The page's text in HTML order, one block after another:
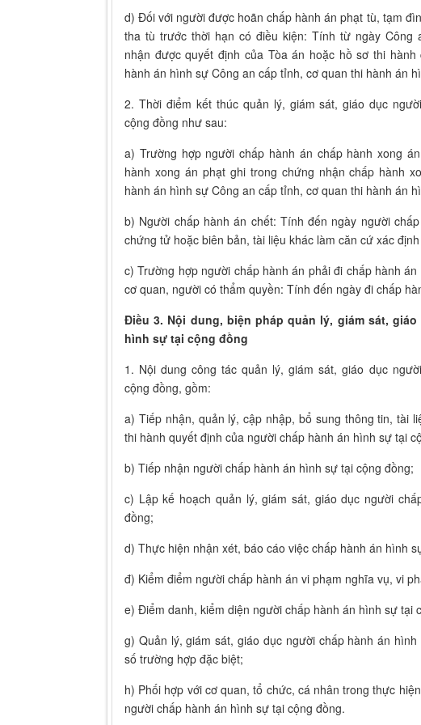
d) Đối với người được hoãn chấp hành án phạt tù, tạm
tha tù trước thời hạn có điều kiện: Tính từ ngày Công
nhận được quyết định của Tòa án hoặc hồ sơ thi
hành án hình sự Công an cấp tỉnh, cơ quan thi hành án
2. Thời điểm kết thúc quản lý, giám sát, giáo dục
cộng đồng như sau:
a) Trường hợp người chấp hành án chấp hành xong
hành xong án phạt ghi trong chứng nhận chấp hành
hành án hình sự Công an cấp tỉnh, cơ quan thi hành án
b) Người chấp hành án chết: Tính đến ngày người
chứng tử hoặc biên bản, tài liệu khác làm căn cứ xác
c) Trường hợp người chấp hành án phải đi chấp hành
cơ quan, người có thẩm quyền: Tính đến ngày đi chấp
Điều 3. Nội dung, biện pháp quản lý, giám sát,
hình sự tại cộng đồng
1. Nội dung công tác quản lý, giám sát, giáo dục
cộng đồng, gồm:
a) Tiếp nhận, quản lý, cập nhập, bổ sung thông tin, tài
thi hành quyết định của người chấp hành án hình sự tại
b) Tiếp nhận người chấp hành án hình sự tại cộng đồng;
c) Lập kế hoạch quản lý, giám sát, giáo dục người
đồng;
d) Thực hiện nhận xét, báo cáo việc chấp hành án hình
đ) Kiểm điểm người chấp hành án vi phạm nghĩa vụ, vi
e) Điểm danh, kiểm diện người chấp hành án hình sự tại
g) Quản lý, giám sát, giáo dục người chấp hành án
số trường hợp đặc biệt;
h) Phối hợp với cơ quan, tổ chức, cá nhân trong thực
người chấp hành án hình sự tại cộng đồng.